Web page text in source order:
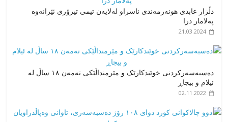
دڵزار عابدی هونەرمەندی ناسراو لەلایەن تیمی تیرۆری ئێرانەوە
پەلامار درا
21.03.2024
دەسبەسەرکردنی خوێندکارێک و مێرمنداڵێکی تەمەن ١٨ ساڵ لە
ئیلام و بیجاڕ
02.11.2022